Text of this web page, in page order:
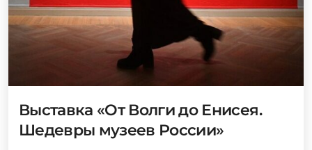
Выставка «От Волги до Енисея.
Шедевры музеев России»